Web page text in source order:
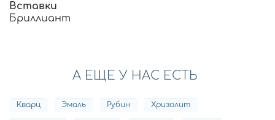
Вставки
Бриллиант
А ЕЩЕ У НАС ЕСТЬ
Кварц Эмаль Рубин Хризолит